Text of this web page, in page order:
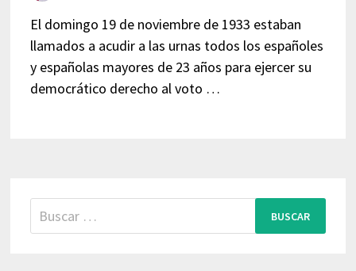
El domingo 19 de noviembre de 1933 estaban
llamados a acudir a las urnas todos los españoles
y españolas mayores de 23 años para ejercer su
democrático derecho al voto …
Buscar: